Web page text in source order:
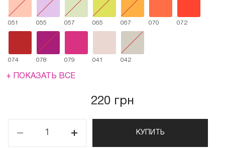
051 055 057 065 067 070 072
074 078 079 041 042
+ ПОКАЗАТЬ ВСЕ
220 грн
КУПИТЬ